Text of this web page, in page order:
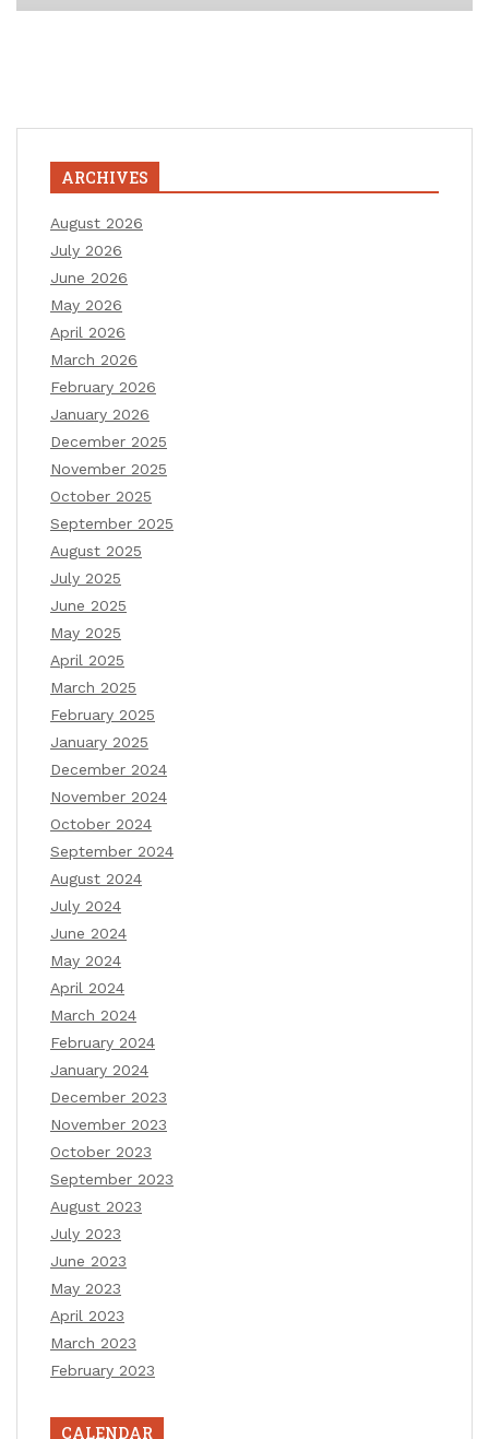
ARCHIVES
August 2026
July 2026
June 2026
May 2026
April 2026
March 2026
February 2026
January 2026
December 2025
November 2025
October 2025
September 2025
August 2025
July 2025
June 2025
May 2025
April 2025
March 2025
February 2025
January 2025
December 2024
November 2024
October 2024
September 2024
August 2024
July 2024
June 2024
May 2024
April 2024
March 2024
February 2024
January 2024
December 2023
November 2023
October 2023
September 2023
August 2023
July 2023
June 2023
May 2023
April 2023
March 2023
February 2023
CALENDAR